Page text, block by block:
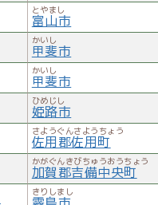
とやまし
富山市
かいし
甲斐市
かいし
甲斐市
ひめじし
姫路市
さようぐんさようちょう
佐用郡佐用町
かがぐんきびちゅうおうちょう
加賀郡吉備中央町
きりしまし